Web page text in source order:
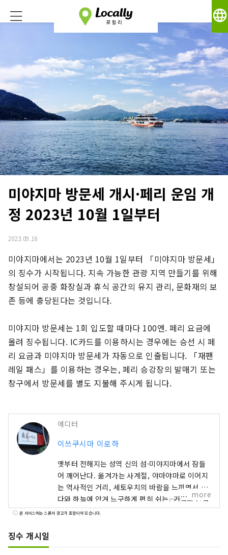
language
미야지마 방문세 개시·페리 운임 개
정 2023년 10월 1일부터
2023.09.16
미야지마에서는 2023년 10월 1일부터 「미야지마 방문세」
의 징수가 시작됩니다. 지속 가능한 관광 지역 만들기를 위해
창설되어 공중 화장실과 휴식 공간의 유지 관리, 문화재의 보
존 등에 충당된다는 것입니다.
미야지마 방문세는 1회 입도할 때마다 100엔. 페리 요금에
올려 징수됩니다. IC카드를 이용하시는 경우에는 승선 시 페
리 요금과 미야지마 방문세가 자동으로 인출됩니다. 「재팬
레일 패스」를 이용하는 경우는, 페리 승강장의 발매기 또는
창구에서 방문세를 별도 지불해 주시게 됩니다.
에디터
이쓰쿠시마 이로하
옛부터 전해지는 성역 신의 섬·미야지마에서 잠들
어 깨어난다. 옮겨가는 사계절, 야마야마로 이어지
는 역사적인 거리, 세토우치의 바람을 느끼면서 바
다와 하늘에 안겨 느긋하게 편히 쉬는――. 기억의 안쪽
에서 감각을 갈아 이쓰 쿠시마 이로하의 한 때 마음
more
본 서비스에는 스폰서 광고가 포함되어 있습니다.
징수 개시일